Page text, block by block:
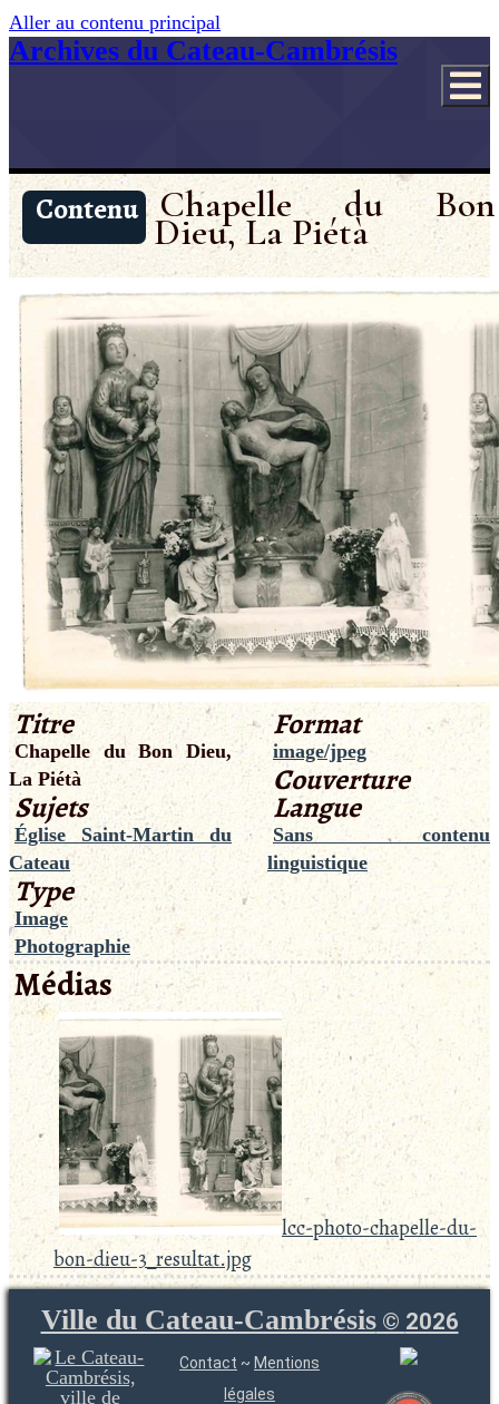
Aller au contenu principal
Archives du Cateau-Cambrésis
Contenu Chapelle du Bon
Dieu, La Piétà
Titre
Chapelle du Bon Dieu,
La Piétà
Sujets
Église Saint-Martin du
Cateau
Type
Image
Photographie
Format
image/jpeg
Couverture
Langue
Sans contenu
linguistique
Médias
lcc-photo-chapelle-du-
bon-dieu-3_resultat.jpg
Ville du Cateau-Cambrésis© 2026
Contact ~ Mentions
légales